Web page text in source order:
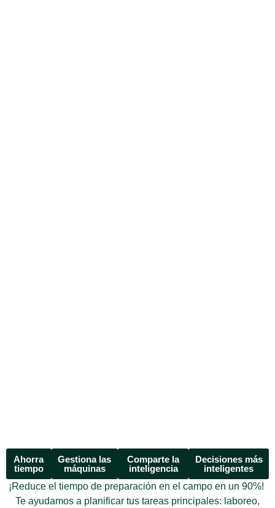
Ahorra
tiempo
Gestiona las
máquinas
Comparte la
inteligencia
Decisiones más
inteligentes
¡Reduce el tiempo de preparación en el campo en un 90%!
Te ayudamos a planificar tus tareas principales: laboreo,